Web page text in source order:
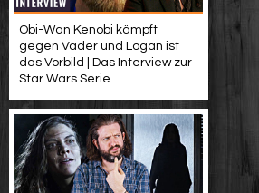
Obi-Wan Kenobi kämpft
gegen Vader und Logan ist
das Vorbild | Das Interview zur
Star Wars Serie